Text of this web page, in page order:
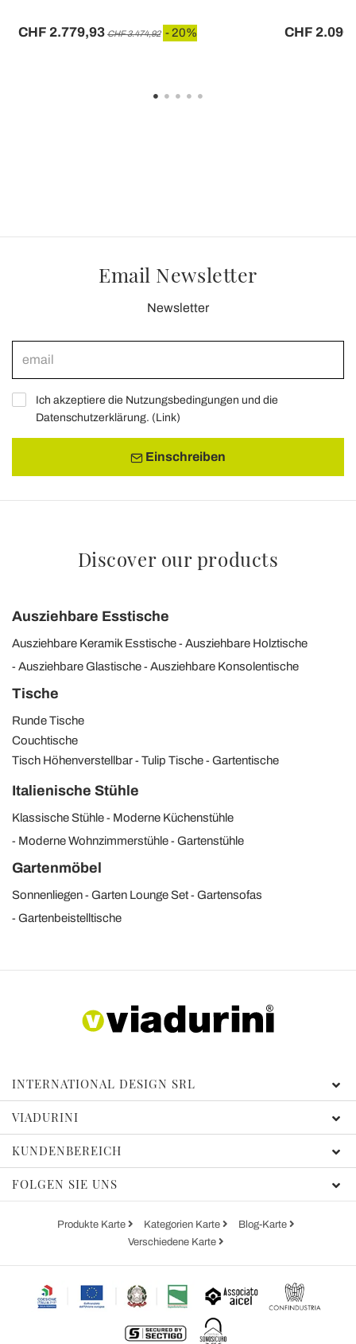
CHF 2.779,93 CHF 3.474,92 - 20% CHF
Email Newsletter
Newsletter
Ich akzeptiere die Nutzungsbedingungen und die
Datenschutzerklärung. (Link)
Einschreiben
Discover our products
Ausziehbare Esstische
Ausziehbare Keramik Esstische
Ausziehbare Holztische
Ausziehbare Glastische
Ausziehbare Konsolentische
Tische
Runde Tische
Couchtische
Tisch Höhenverstellbar
Tulip Tische Gartentische
Italienische Stühle
Klassische Stühle
Moderne Küchenstühle
Moderne Wohnzimmerstühle
Gartenstühle
Gartenmöbel
Sonnenliegen Garten Lounge Set
Gartensofas
Gartenbeistelltische
INTERNATIONAL DESIGN SRL
VIADURINI
KUNDENBEREICH
FOLGEN SIE UNS
Produkte Karte Kategorien Karte
Blog-Karte
Verschiedene Karte